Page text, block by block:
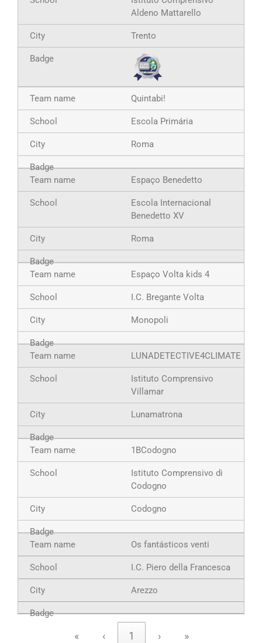
Aldeno Mattarello
Trento
Quintabi!
Escola Primária
Roma
Espaço Benedetto
Escola Internacional
Benedetto XV
Roma
Espaço Volta kids 4
I.C. Bregante Volta
Monopoli
LUNADETECTIVE4CLIMATE
Istituto Comprensivo
Villamar
Lunamatrona
1BCodogno
Istituto Comprensivo di
Codogno
Codogno
Os fantásticos venti
I.C. Piero della Francesca
Arezzo
« ‹ 1 › »